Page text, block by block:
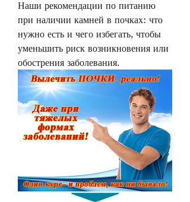
Наши рекомендации по питанию
при наличии камней в почках: что
нужно есть и чего избегать, чтобы
уменьшить риск возникновения или
обострения заболевания.